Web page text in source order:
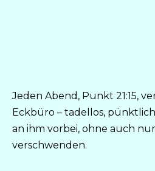
Jeden Abend, Punkt 21:15,
Eckbüro – tadellos,
an ihm vorbei, ohne auch
verschwenden.